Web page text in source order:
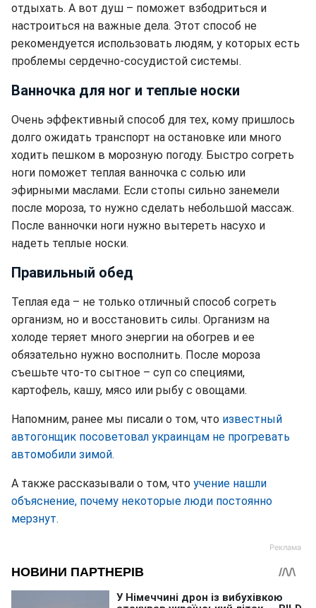
отдыхать. А вот душ – поможет взбодриться и
настроиться на важные дела. Этот способ не
рекомендуется использовать людям, у которых есть
проблемы сердечно-сосудистой системы.
Ванночка для ног и теплые носки
Очень эффективный способ для тех, кому пришлось
долго ожидать транспорт на остановке или много
ходить пешком в морозную погоду. Быстро согреть
ноги поможет теплая ванночка с солью или
эфирными маслами. Если стопы сильно занемели
после мороза, то нужно сделать небольшой массаж.
После ванночки ноги нужно вытереть насухо и
надеть теплые носки.
Правильный обед
Теплая еда – не только отличный способ согреть
организм, но и восстановить силы. Организм на
холоде теряет много энергии на обогрев и ее
обязательно нужно восполнить. После мороза
съешьте что-то сытное – суп со специями,
картофель, кашу, мясо или рыбу с овощами.
Напомним, ранее мы писали о том, что известный
автогонщик посоветовал украинцам не прогревать
автомобили зимой.
А также рассказывали о том, что учение нашли
объяснение, почему некоторые люди постоянно
мерзнут.